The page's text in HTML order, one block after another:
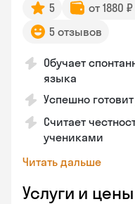
5 от 1880
5 отзывов
Обучает
языка
Успешно
Считает
учениками
Читать дальше
Услуги и цены